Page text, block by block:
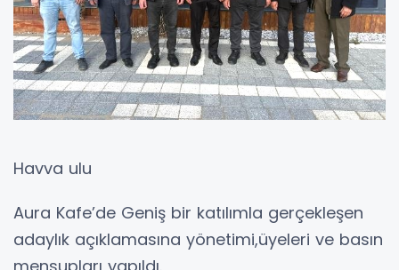
Havva ulu
Aura Kafe’de Geniş bir katılımla gerçekleşen
adaylık açıklamasına yönetimi,üyeleri ve basın